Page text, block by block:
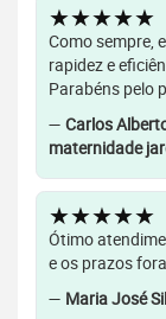
★★★★★
Como sempre,
rapidez e
Parabéns pelo
— Carlos
maternidade
★★★★★
Ótimo
e os prazos
— Maria José